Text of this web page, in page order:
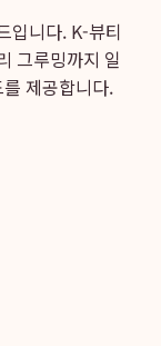
입니다. K-뷰티
그루밍까지 일
제공합니다.